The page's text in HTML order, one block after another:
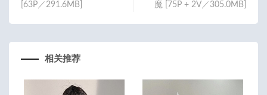
[63P／291.6MB]
魔 [75P + 2V／305.0MB]
相关推荐